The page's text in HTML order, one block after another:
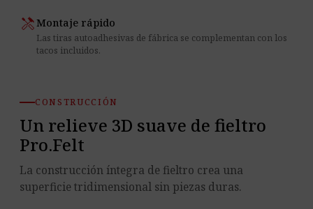
handyman Montaje rápido
Las tiras autoadhesivas de fábrica se complementan con los
tacos incluidos.
CONSTRUCCIÓN
Un relieve 3D suave de fieltro
Pro.Felt
La construcción íntegra de fieltro crea una
superficie tridimensional sin piezas duras.